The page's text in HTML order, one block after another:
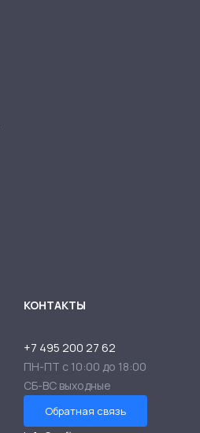
КОНТАКТЫ
+7 495 200 27 62
ПН-ПТ с 10:00 до 18:00
СБ-ВС выходные
Обратная связь